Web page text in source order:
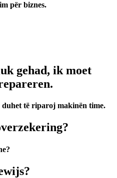
për biznes.
gehad, ik moet
të riparoj makinën time.